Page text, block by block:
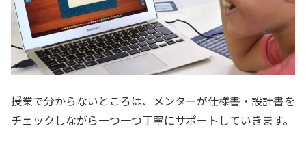
授業で分からないところは、メンターが仕様書・設計書を
チェックしながら一つ一つ丁寧にサポートしていきます。